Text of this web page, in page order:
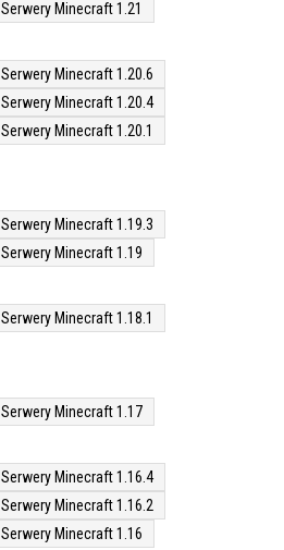
Serwery Minecraft 1.21
Serwery Minecraft 1.20.6
Serwery Minecraft 1.20.4
Serwery Minecraft 1.20.1
Serwery Minecraft 1.19.3
Serwery Minecraft 1.19
Serwery Minecraft 1.18.1
Serwery Minecraft 1.17
Serwery Minecraft 1.16.4
Serwery Minecraft 1.16.2
Serwery Minecraft 1.16